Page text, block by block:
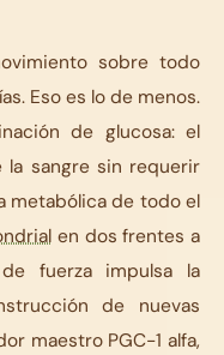
sobre todo
Eso es lo de menos.
de glucosa: el
la sangre sin requerir
metabólica de todo el
en dos frentes a
fuerza impulsa la
de nuevas
maestro PGC-1 alfa,